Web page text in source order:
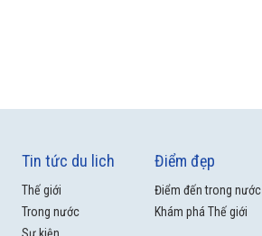
Tin tức du lich
Thế giới
Trong nước
Điểm đẹp
Điểm đến trong nước
Khám phá Thế giới